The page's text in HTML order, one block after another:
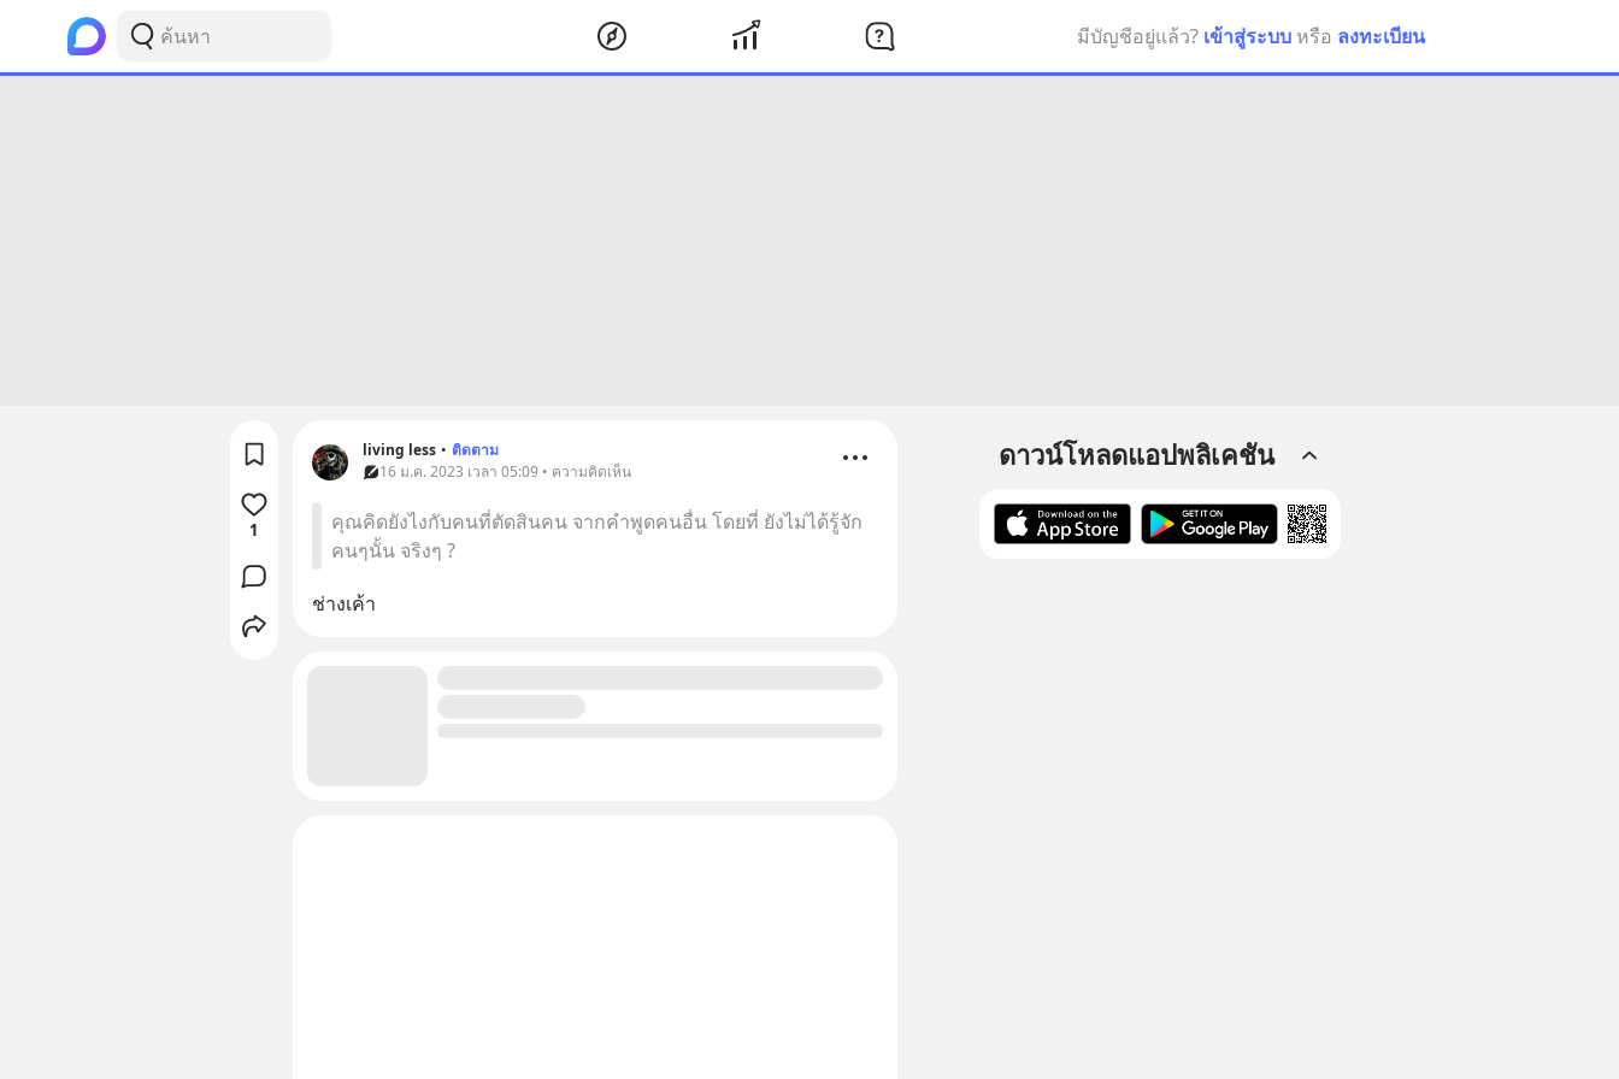
มีบัญชีอยู่แล้ว? เข้าสู่ระบบ หรือ ลงทะเบียน
living less • ติดตาม
16 ม.ค. 2023 เวลา 05:09 • ความคิดเห็น
คุณคิดยังไงกับคนที่ตัดสินคน จากคำพูดคนอื่น โดยที่ ยังไม่ได้รู้จัก
คนๆนั้น จริงๆ ?
ช่างเค้า
1
ดาวน์โหลดแอปพลิเคชัน